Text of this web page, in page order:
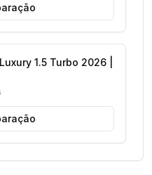
1.5 Turbo 2026 |